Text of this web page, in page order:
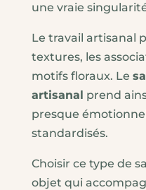
une vraie
Le travail artisanal
textures, les
motifs floraux. Le
artisanal prend
presque
standardisés.
Choisir ce type de
objet qui